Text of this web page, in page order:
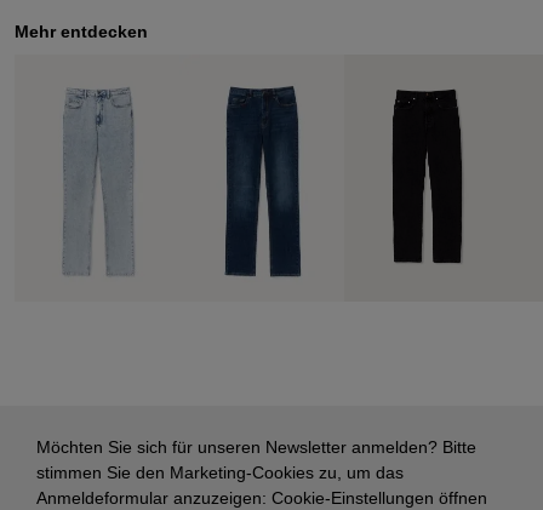
Mehr entdecken
Möchten Sie sich für unseren Newsletter anmelden? Bitte
stimmen Sie den Marketing-Cookies zu, um das
Anmeldeformular anzuzeigen: Cookie-Einstellungen öffnen